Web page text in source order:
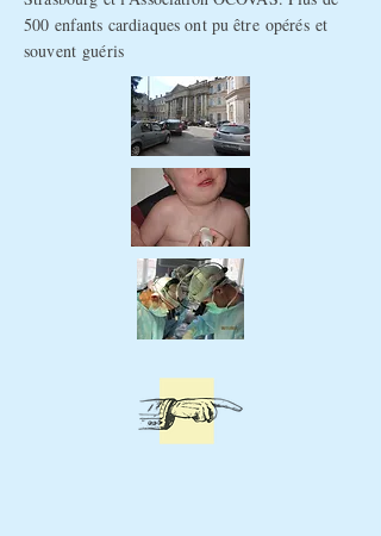
500 enfants cardiaques ont puêtre opéréset
souvent guéris